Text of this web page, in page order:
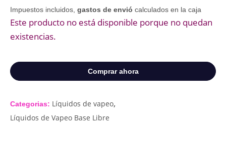
Impuestos incluidos, gastos de envió calculados en la caja
Este producto no está disponible porque no quedan
existencias.
Comprar ahora
Categorias: Líquidos de vapeo,
Líquidos de Vapeo Base Libre